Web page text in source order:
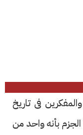
فى تاريخ
بأنه واحد من